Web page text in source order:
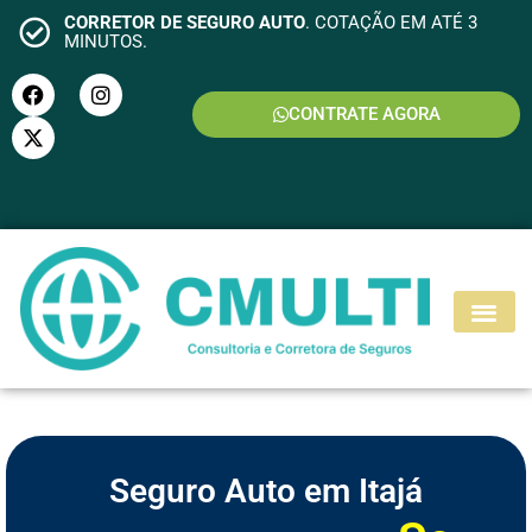
CORRETOR DE SEGURO AUTO. COTAÇÃO EM ATÉ 3
MINUTOS.
CONTRATE AGORA
SEGURO MOTO
Seguro Auto em Itajá